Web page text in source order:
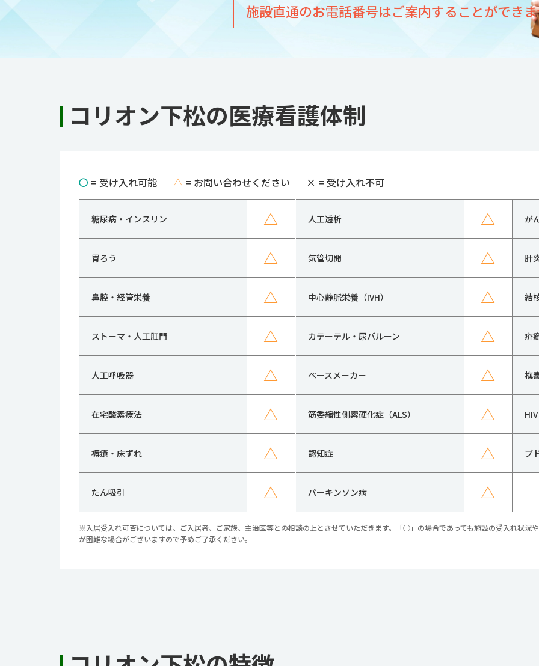
施設直通のお電話番号はご案内することができ
コリオン下松の医療看護体制
〇 = 受け入れ可能 △= お問い合わせください × = 受け入れ不可
糖尿病・インスリン △
胃ろう △
鼻腔・経管栄養 △
ストーマ・人工肛門 △
人工呼吸器 △
在宅酸素療法 △
褥瘡・床ずれ △
たん吸引 △
人工透析 △
気管切開 △
中心静脈栄養（IVH） △
カテーテル・尿バルーン △
ペースメーカー △
筋委縮性側索硬化症（ALS） △
認知症 △
パーキンソン病 △
が
肝
結
疥
梅
ブ
※入居受入れ可否については、ご入居者、ご家族、主治医等との相談の上とさせていただきます。「○」の場合であっても施設の受入れ状況
が困難な場合がございますので予めご了承ください。